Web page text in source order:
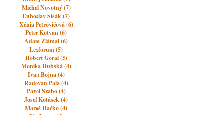
Michal Novotný (7)
Ľuboslav Sisák (7)
Xénia Petrovičová (6)
Peter Kotvan (6)
Adam Zlámal (6)
Lexforum (5)
Robert Goral (5)
Monika Dubská (4)
Ivan Bojna (4)
Radovan Pala (4)
Pavol Szabo (4)
Josef Kotásek (4)
Maroš Hačko (4)